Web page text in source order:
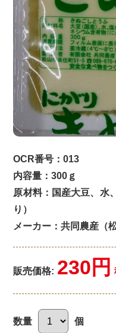
OCR番号：013
内容量：300ｇ
原材料：国産大豆、水
り）
メーカー：共同農産（
販売価格: 230円
数量 個